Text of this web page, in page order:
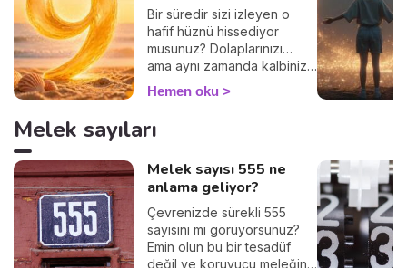
Bir süredir sizi izleyen o
hafif hüznü hissediyor
musunuz? Dolaplarınızı…
ama aynı zamanda kalbinizi
de ayıklamak için
duyduğunuz o ani istek? 😌
önce nostaljik
var ve bu açıklama sayılarda
yazılı. Ağustos 2026,
sayısı olan 9'un ritminde
titreşiyor: büyük kapanışların
ve güzel bırakışların sayısı.
Hemen oku
Melek sayıları
Melek sayısı 555 ne
anlama geliyor?
Çevrenizde sürekli 555
sayısını mı görüyorsunuz?
Emin olun bu bir tesadüf
değil ve koruyucu meleğiniz